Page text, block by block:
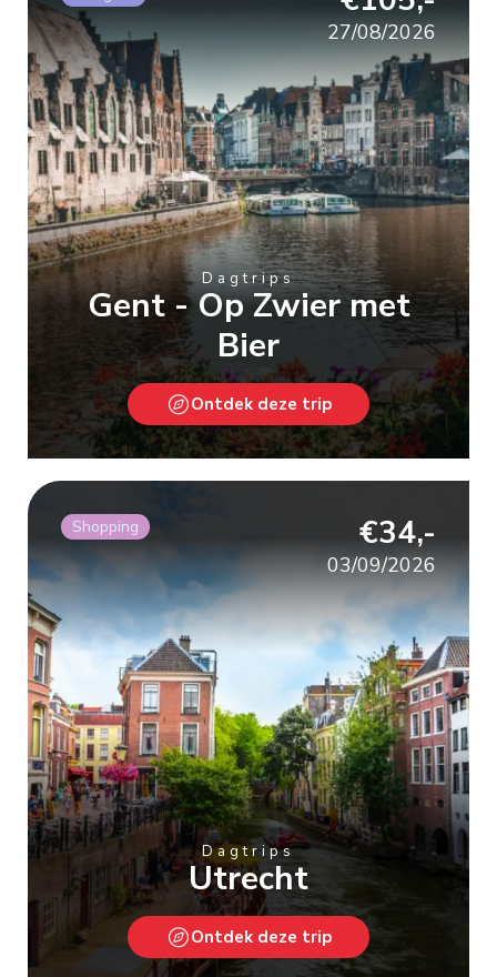
27/08/2026
Dagtrips
Gent - Op Zwier met
Bier
Ontdek deze trip
Shopping €34,-
03/09/2026
Dagtrips
Utrecht
Ontdek deze trip